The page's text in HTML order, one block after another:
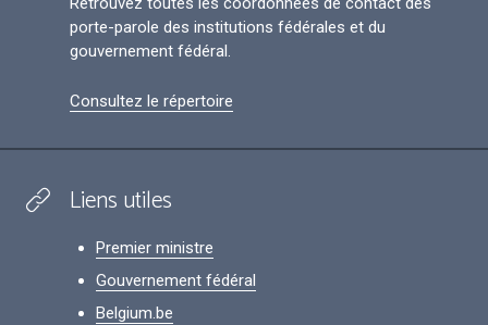
porte-parole des institutions fédérales et du
gouvernement fédéral.
Consultez le répertoire
Liens utiles
Premier ministre
Gouvernement fédéral
Belgium.be